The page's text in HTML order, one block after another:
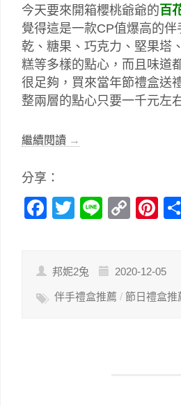
今天要來開箱櫻桃爺爺的 百
覺得這是一款CP值爆高的
乾、糖果、巧克力、堅果塔
糕等多樣的點心，而且味道
很足夠，買來當年節禮盒送
整兩層的點心只要一千元左
繼續閱讀 →
分享：
Facebook
Twitter
LineCopy
邦妮2兔 2020-12-05
伴手禮盒推薦 / 節日禮盒推